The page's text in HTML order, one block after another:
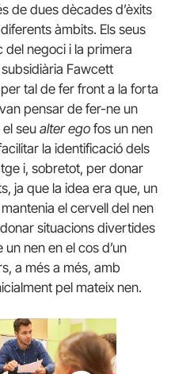
de dues dècades d’èxits
àmbits. Els seus
del negoci i la primera
Fawcett
tal de fer front a la forta
pensar de fer-ne un
seu alter ego fos un nen
la identificació dels
i, sobretot, per donar
ja que la idea era que, un
el cervell del nen
situacions divertides
nen en el cos d’un
a més a més, amb
pel mateix nen.